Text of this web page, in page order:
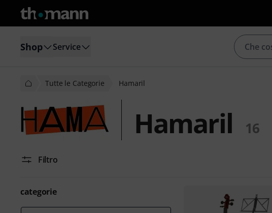
Shop Service
Tutte le Categorie Hamaril
Hamaril 16
Filtro
categorie